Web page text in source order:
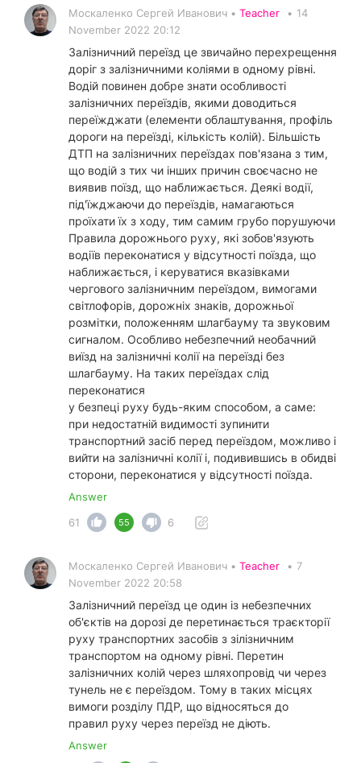
Москаленко Сергей Иванович • Teacher • 14
November 2022 20:12
Залізничний переїзд це звичайно перехрещення
доріг з залізничними коліями в одному рівні.
Водій повинен добре знати особливості
залізничних переїздів, якими доводиться
переїжджати (елементи облаштування, профіль
дороги на переїзді, кількість колій). Більшість
ДТП на залізничних переїздах пов'язана з тим,
що водій з тих чи інших причин своєчасно не
виявив поїзд, що наближається. Деякі водії,
під'їжджаючи до переїздів, намагаються
проїхати їх з ходу, тим самим грубо порушуючи
Правила дорожнього руху, які зобов'язують
водіїв переконатися у відсутності поїзда, що
наближається, і керуватися вказівками
чергового залізничним переїздом, вимогами
світлофорів, дорожніх знаків, дорожньої
розмітки, положенням шлагбауму та звуковим
сигналом. Особливо небезпечний необачний
виїзд на залізничні колії на переїзді без
шлагбауму. На таких переїздах слід
переконатися
у безпеці руху будь-яким способом, а саме:
при недостатній видимості зупинити
транспортний засіб перед переїздом, можливо і
вийти на залізничні колії і, подивившись в обидві
сторони, переконатися у відсутності поїзда.
Answer
61
55 6
Москаленко Сергей Иванович • Teacher • 7
November 2022 20:58
Залізничний переїзд це один із небезпечних
об'єктів на дорозі де перетинається траєкторії
руху транспортних засобів з зілізничним
транспортом на одному рівні. Перетин
залізничних колій через шляхопровід чи через
тунель не є переїздом. Тому в таких місцях
вимоги розділу ПДР, що відносяться до
правил руху через переїзд не діють.
Answer